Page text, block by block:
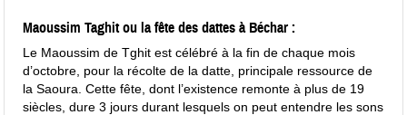
Maoussim Taghit ou la fête des dattes à Béchar :
Le Maoussim de Tghit est célébré à la fin de chaque mois
d’octobre, pour la récolte de la datte, principale ressource de
la Saoura. Cette fête, dont l’existence remonte à plus de 19
siècles, dure 3 jours durant lesquels on peut entendre les sons